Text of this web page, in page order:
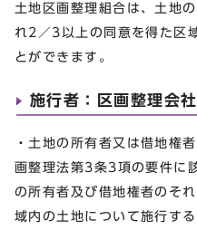
土地区画整理組合は、土地
れ2／3以上の同意を得た区
とができます。
施行者：区画整理会社
・土地の所有者又は借地権
画整理法第3条3項の要件に
の所有者及び借地権者のそ
域内の土地について施行す